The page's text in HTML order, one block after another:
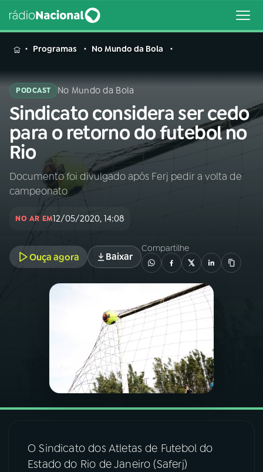
MENU
Buscar
na
Rádio
Nacional
Buscar
AO VIVO
INÍCIO
A RÁDIO
PROGRAMAÇÃO
PODCASTS
06VIDEOCASTS
07 ÚLTIMAS
Programas No Mundo da Bola
PODCAST No Mundo da Bola
Sindicato considera ser cedo
para o retorno do futebol no
Rio
Documento foi divulgado após Ferj pedir a volta de
campeonato
NO AR EM12/05/2020, 14:08
Ouça agora Baixar
Compartilhe
O Sindicato dos Atletas de Futebol do
Estado do Rio de Janeiro (Saferj)